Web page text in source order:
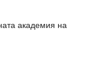
академия на